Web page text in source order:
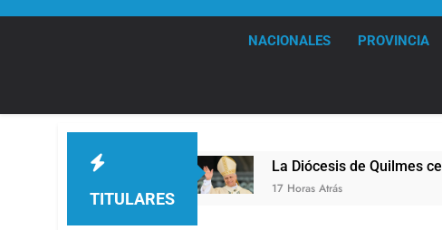
NACIONALES PROVINCIA
TITULARES
La Diócesis de Quilmes celebró la visita del Papa León